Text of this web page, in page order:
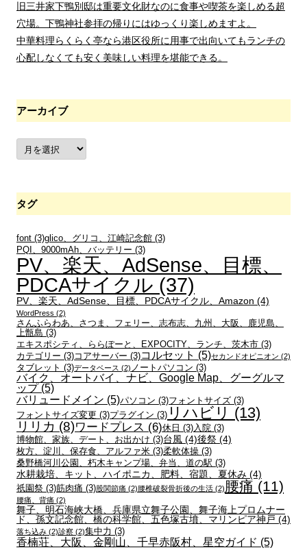
旧三井家下鴨別邸は重要文化財なのに食事や喫茶を楽しめる超
穴場。下鴨神社参拝の帰りにはゆっくり楽しめますよ。
中華料理らくらく亭なら港区役所に用事で出向いてもランチの
心配しなくても安く美味しい料理を堪能できる。
アーカイブ
ア
ー
ブ
タグ
font (3)glico、グリコ、江崎記念館 (3)
PQI、9000mAh、バッテリー (3)
PV、楽天、AdSense、目標、
PDCAサイクル (37)
PV、楽天、AdSense、目標、PDCAサイクル、Amazon (4)
WordPress (2)
さんふらわあ、さつま、フェリー、志布志、九州、大阪、鹿児島、
上甑島 (3)
エキスポシティ、ららぽーと、EXPOCITY、ランチ、茨木市 (3)
カテゴリー (3)コアサーバー (3)コルセット (5)セカンドオピニオン (2)
タブレット (3)データベース (2) ノートパソコン (3)
バイク、オートバイ、ナビ、Google Map、グーグルマ
ップ(5)
バリュードメイン (5)パソコン (3)フォントサイズ (3)
フォントサイズ変更 (3)プラグイン (3) リハビリ (13)
リリカ (8)ワードプレス (6)休日 (3)入院 (3)
博物館、家族、デート、お出かけ (3)台風 (4)後祭 (4)
枚方、淀川、保存食、アルファ米 (3)柔軟体操 (3)
桑野橋河川公園、朽木キャンプ場、弁当、道の駅 (3)
水耕栽培、キット、ハイポニカ、肥料、宿題、夏休み (4)
祇園祭 (3)筋肉痛 (3)股関節痛 (2)腰椎破裂骨折後の生活 (2) 腰痛 (11)
腰痛、背痛 (2)
舞子、明石海峡大橋、兵庫県立舞子公園、舞子海上プロムナー
ド、孫文記念館、橋の科学館、五色塚古墳、マリンピア神戸 (4)
落ち込み (2)診察 (2)集中力 (3)
香楠荘、大阪、金剛山、千早赤阪村、星空ガイド (5)